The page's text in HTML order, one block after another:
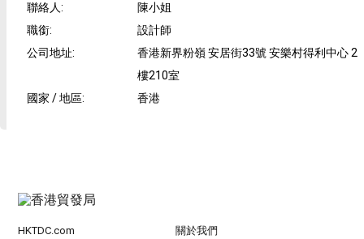
聯絡人:
陳小姐
職銜:
設計師
公司地址:
香港新界粉嶺 安居街33號 安樂村得利中心 2
樓210室
國家 / 地區: 香港
HKTDC.com 關於我們